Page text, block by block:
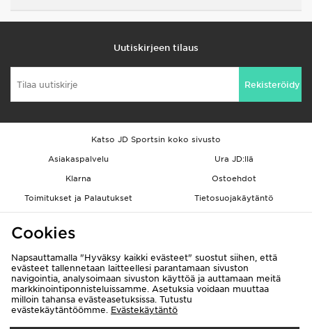
Uutiskirjeen tilaus
Rekisteröidy
Katso JD Sportsin koko sivusto
Asiakaspalvelu
Ura JD:llä
Klarna
Ostoehdot
Toimitukset ja Palautukset
Tietosuojakäytäntö
Löydä myymälä
Kumppanuusohjelma
JD Blog
Cookies
Napsauttamalla "Hyväksy kaikki evästeet" suostut siihen, että
evästeet tallennetaan laitteellesi parantamaan sivuston
navigointia, analysoimaan sivuston käyttöä ja auttamaan meitä
markkinointiponnisteluissamme. Asetuksia voidaan muuttaa
milloin tahansa evästeasetuksissa. Tutustu
evästekäytäntöömme. Evästekäytäntö